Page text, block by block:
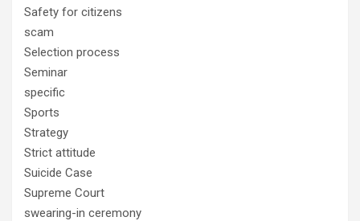
Safety for citizens
scam
Selection process
Seminar
specific
Sports
Strategy
Strict attitude
Suicide Case
Supreme Court
swearing-in ceremony